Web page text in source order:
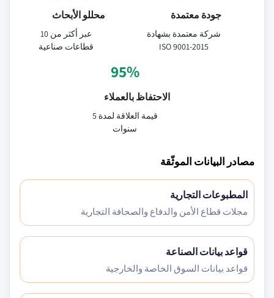
جودة معتمدة
شركة معتمدة بشهادة
ISO 9001-2015
محللو الأبحاث
عبر أكثر من 10
قطاعات صناعية
95%
الاحتفاظ بالعملاء
قيمة العلاقة لمدة 5
سنوات
مصادر البيانات الموثّقة
المطبوعات التجارية
مجلات قطاع الأمن والدفاع والصحافة التجارية
قواعد بيانات الصناعة
قواعد بيانات السوق الخاصة والخارجية